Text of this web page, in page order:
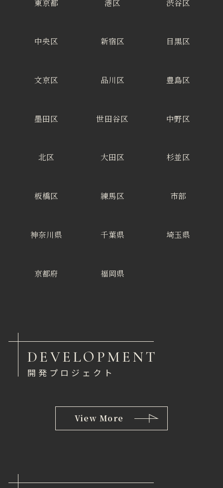
東京都 港区 渋谷区
中央区 新宿区 目黒区
文京区 品川区 豊島区
墨田区 世田谷区 中野区
北区 大田区 杉並区
板橋区 練馬区 市部
神奈川県 千葉県 埼玉県
京都府 福岡県
DEVELOPMENT
開発プロジェクト
View More